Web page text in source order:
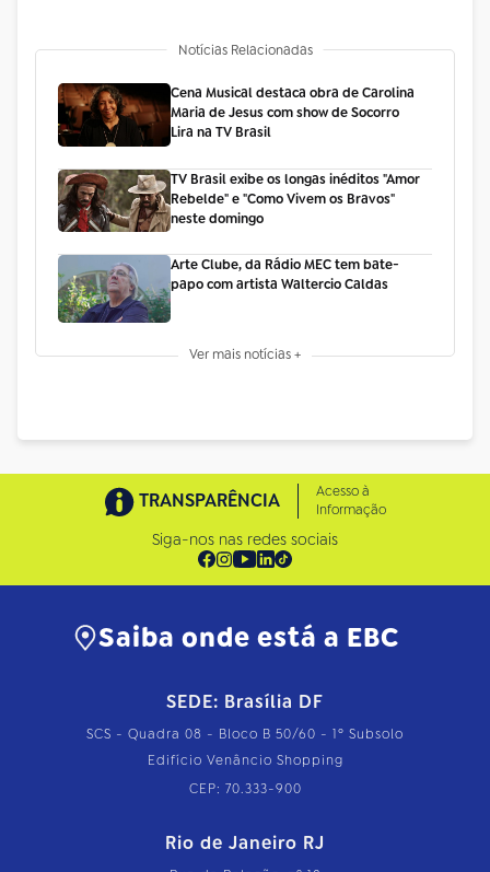
Notícias Relacionadas
Cena Musical destaca obra de Carolina
Maria de Jesus com show de Socorro
Lira na TV Brasil
TV Brasil exibe os longas inéditos "Amor
Rebelde" e "Como Vivem os Bravos"
neste domingo
Arte Clube, da Rádio MEC tem bate-
papo com artista Waltercio Caldas
Ver mais notícias +
TRANSPARÊNCIA
Acesso à
Informação
Siga-nos nas redes sociais
Saiba onde está a EBC
SEDE: Brasília DF
SCS - Quadra 08 - Bloco B 50/60 - 1º Subsolo
Edifício Venâncio Shopping
CEP: 70.333-900
Rio de Janeiro RJ